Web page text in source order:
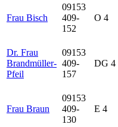
Frau Bisch
09153
409-
152
O 4
Dr. Frau
Brandmüller-
Pfeil
09153
409-
157
DG 4
Frau Braun
09153
409-
130
E 4